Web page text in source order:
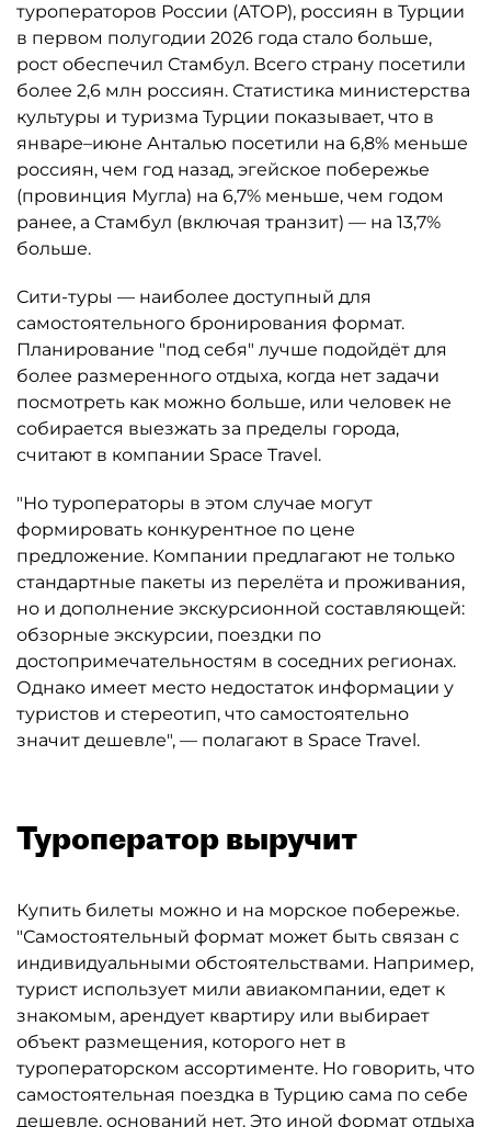
туроператоров России (АТОР), россиян в Турции
в первом полугодии 2026 года стало больше,
рост обеспечил Стамбул. Всего страну посетили
более 2,6 млн россиян. Статистика министерства
культуры и туризма Турции показывает, что в
январе–июне Анталью посетили на 6,8% меньше
россиян, чем год назад, эгейское побережье
(провинция Мугла) на 6,7% меньше, чем годом
ранее, а Стамбул (включая транзит) — на 13,7%
больше.
Сити-туры — наиболее доступный для
самостоятельного бронирования формат.
Планирование "под себя" лучше подойдёт для
более размеренного отдыха, когда нет задачи
посмотреть как можно больше, или человек не
собирается выезжать за пределы города,
считают в компании Space Travel.
"Но туроператоры в этом случае могут
формировать конкурентное по цене
предложение. Компании предлагают не только
стандартные пакеты из перелёта и проживания,
но и дополнение экскурсионной составляющей:
обзорные экскурсии, поездки по
достопримечательностям в соседних регионах.
Однако имеет место недостаток информации у
туристов и стереотип, что самостоятельно
значит дешевле", — полагают в Space Travel.
Туроператор выручит
Купить билеты можно и на морское побережье.
"Самостоятельный формат может быть связан с
индивидуальными обстоятельствами. Например,
турист использует мили авиакомпании, едет к
знакомым, арендует квартиру или выбирает
объект размещения, которого нет в
туроператорском ассортименте. Но говорить, что
самостоятельная поездка в Турцию сама по себе
дешевле, оснований нет. Это иной формат отдыха